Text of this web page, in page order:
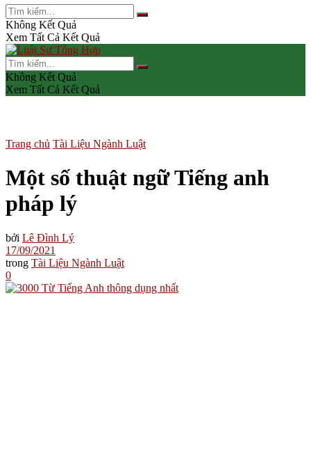
Không Kết Quả
Xem Tất Cả Kết Quả
Không Kết Quả
Xem Tất Cả Kết Quả
Trang chủ Tài Liệu Ngành Luật
Một số thuật ngữ Tiếng anh
pháp lý
bởi Lê Đình Lý
17/09/2021
trong Tài Liệu Ngành Luật
0